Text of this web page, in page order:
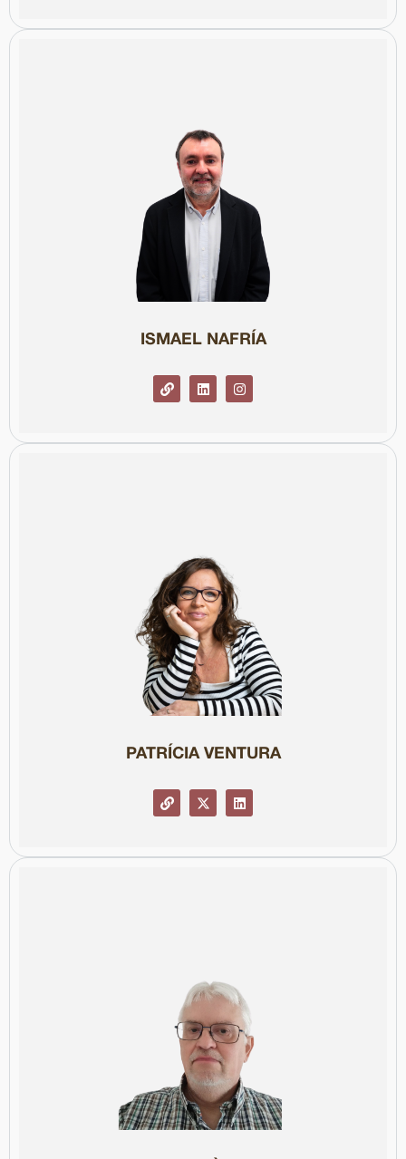
ISMAEL NAFRÍA
digitals, autor de les newslettersTendenci@s
On the Net Today , i dels llibres La reinvención de The New
Clarín, actualizado . Va ser director de
Geographic Espanya (2019-2022) i va formar part dels equips
digitals dels grups Prisa i Godó. Durant el curs 2016-2017, va
ser periodista en residència al Knight Center de la Universitat
de Texas a Austin. Té més de trenta anys d’experiència i és
professor en diverses universitats.
Col·legiat núm. 95016
PATRÍCIA VENTURA
Premi Extraordinari de Doctorat per una recerca pionera sobre
l’adopció responsable de la intel·ligència artificial en la
comunicació. El seu estudi ha inspirat polítiques i el codi ètic per a
l’ús responsable de la IA en el periodisme, publicat pel Consell de
la Informació de Catalunya (2021). És membre del consell
assessor en IA responsable de la CCMA i autora del llibre "Ética,
inteligencia artificial y comunicación". Actualment treballa en
consultoria, divulgació i formació.
Col·legiada núm. 22459
Llicenciat en Ciències de la Informació per la UAB, va començar la
seva carrera a les ràdios municipals de Badalona i Sant Boi. Ha
treballat a premsa en mitjans com el Diari de Barcelona (durant la
seva etapa en català), Nou Diari de Barcelona i El Triangle.
Compromès amb els drets dels professionals, el 1993 va
participar en la fundació del Sindicat de Periodistes de Catalunya
(SPC). Forma part de la seva Junta Executiva des de 2001 i és
president des de 2018.
Col·legiat núm. 76011